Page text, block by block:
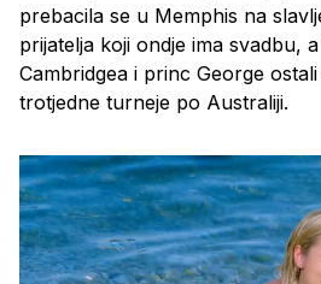
prebacila se u Memphis na
prijatelja koji ondje ima svadbu,
Cambridgea i princ George
trotjedne turneje po Australiji.